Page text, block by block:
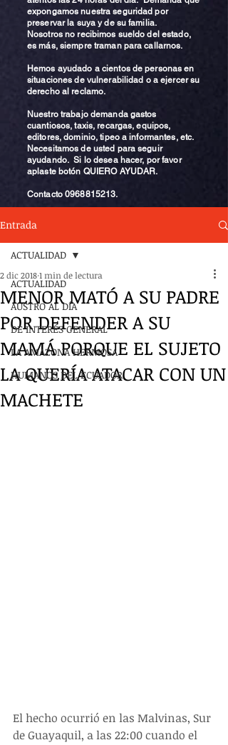
expongamos nuestra seguridad por
preservar la suya y de su familia.
Nosotros no recibimos sueldo del estado,
es más, siempre traman para callarnos.
Hemos ayudado a cientos de personas en
situaciones de vulnerabilidad o a ejercer su
derecho al reclamo.
Nuestro trabajo demanda gastos
cuantiosos, taxis, recargas, equipos,
editores, dominio, tipeo a informantes, etc.
Necesitamos de usted para seguir
ayudando. Si lo desea hacer, por favor
aplaste botón QUIERO AYUDAR.
Contacto0968815213.
Entrada
ACTUALIDAD
AUSTRO AL DÍA
DE INTERÉS GENERAL
LA AMAZONA HERMOSA
HUMANOS DEL ECUADOR
ACTUALIDAD
MENOR MATÓ A SU PADRE
POR DEFENDER A SU
MAMÁ PORQUE EL SUJETO
LA QUERÍA ATACAR CON UN
MACHETE
2 dic 20181 min de lectura
El hecho ocurrió en las Malvinas, Sur
de Guayaquil, a las 22:00 cuando el